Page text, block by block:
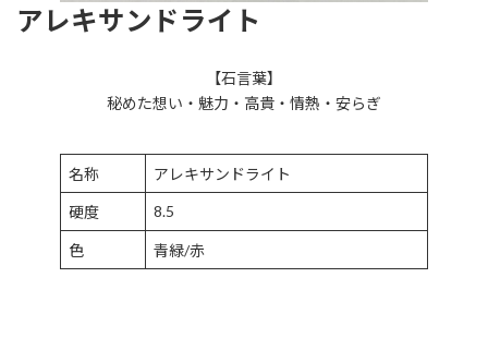
アレキサンドライト
【石言葉】
秘めた想い・魅力・高貴・情熱・安らぎ
名称 アレキサンドライト
硬度 8.5
色 青緑/赤